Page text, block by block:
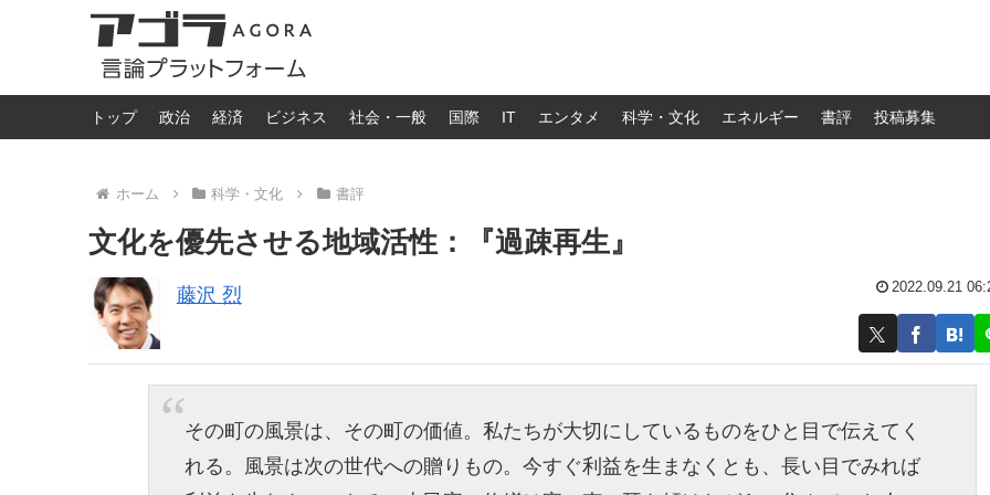
トップ 政治 経済 ビジネス 社会・一般 国際 IT エンタメ 科学・文化 エネルギー 書評 投稿募集
ホーム 科学・文化 書評
文化を優先させる地域活性：『過疎再生』
藤沢 烈 2022.09.21
その町の風景は、その町の価値。私たちが大切にしているものをひと目で伝えてく
れる。風景は次の世代への贈りもの。今すぐ利益を生まなくとも、長い目でみれば